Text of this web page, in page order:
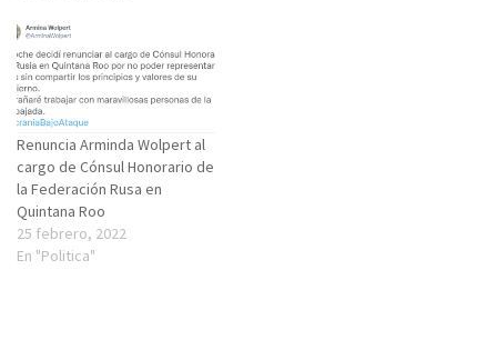
Renuncia Arminda Wolpert al
cargo de Cónsul Honorario de
la Federación Rusa en
Quintana Roo
25 febrero, 2022
En "Politica"